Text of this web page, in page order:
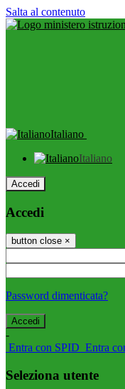
Salta al contenuto
Italiano
Italiano
Accedi
Accedi
button close ×
Password dimenticata?
-
Entra con SPID Entra
Seleziona utente